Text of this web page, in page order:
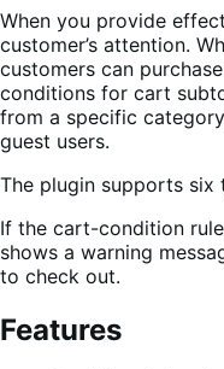
When you provide
customer’s attention.
customers can
conditions for cart
from a specific
guest users.
The plugin supports
If the cart-condition
shows a warning
to check out.
Features